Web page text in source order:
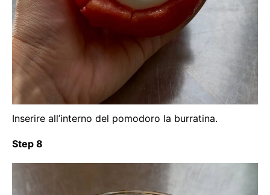
Inserire all’interno del pomodoro la burratina.
Step 8